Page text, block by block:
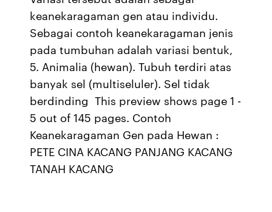
keanekaragaman gen atau individu.
Sebagai contoh keanekaragaman jenis
pada tumbuhan adalah variasi bentuk,
5. Animalia (hewan). Tubuh terdiri atas
banyak sel (multiseluler). Sel tidak
berdinding This preview shows page 1 -
5 out of 145 pages. Contoh
Keanekaragaman Gen pada Hewan :
PETE CINA KACANG PANJANG KACANG
TANAH KACANG